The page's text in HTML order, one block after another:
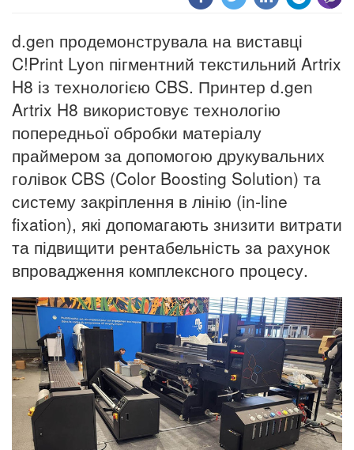
d.gen продемонструвала на виставці
C!Print Lyon пігментний текстильний Artrix
H8 із технологією CBS. Принтер d.gen
Artrix H8 використовує технологію
попередньої обробки матеріалу
праймером за допомогою друкувальних
голівок CBS (Color Boosting Solution) та
систему закріплення в лінію (in-line
fixation), які допомагають знизити витрати
та підвищити рентабельність за рахунок
впровадження комплексного процесу.